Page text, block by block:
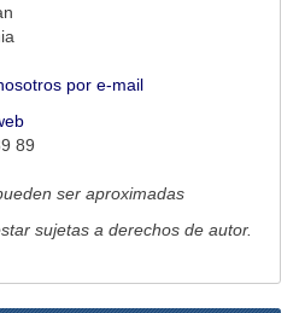
por e-mail
89
ser aproximadas
sujetas a derechos de autor.